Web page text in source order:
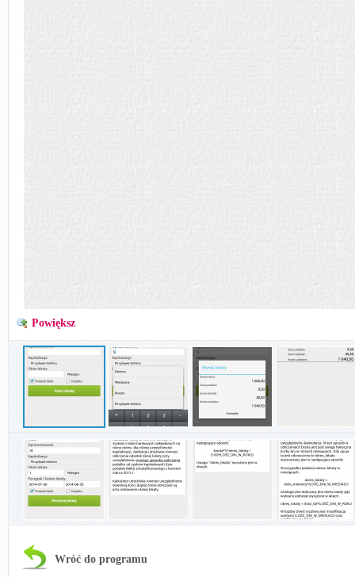
Powiększ
Wróć do programu